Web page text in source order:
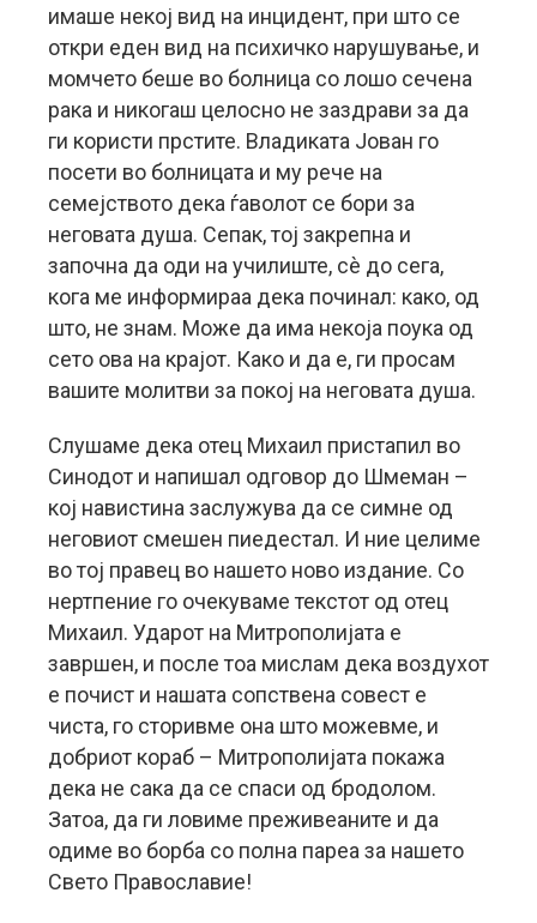
имаше некој вид на инцидент, при што се
откри еден вид на психичко нарушување, и
момчето беше во болница со лошо сечена
рака и никогаш целосно не заздрави за да
ги користи прстите. Владиката Јован го
посети во болницата и му рече на
семејството дека ѓаволот се бори за
неговата душа. Сепак, тој закрепна и
започна да оди на училиште, сè до сега,
кога ме информираа дека починал: како, од
што, не знам. Може да има некоја поука од
сето ова на крајот. Како и да е, ги просам
вашите молитви за покој на неговата душа.
Слушаме дека отец Михаил пристапил во
Синодот и напишал одговор до Шмеман –
кој навистина заслужува да се симне од
неговиот смешен пиедестал. И ние целиме
во тој правец во нашето ново издание. Со
нертпение го очекуваме текстот од отец
Михаил. Ударот на Митрополијата е
завршен, и после тоа мислам дека воздухот
е почист и нашата сопствена совест е
чиста, го сторивме она што можевме, и
добриот кораб – Митрополијата покажа
дека не сака да се спаси од бродолом.
Затоа, да ги ловиме преживеаните и да
одиме во борба со полна пареа за нашето
Свето Православие!